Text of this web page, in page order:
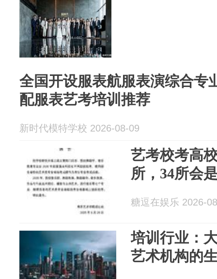
全国开设服表航服表演综合专
配服表艺考培训推荐
新时代模特学校 2026-08-09
艺考校考高
所，34所会
糖逗在娱乐 2026-
培训行业：
艺术机构的